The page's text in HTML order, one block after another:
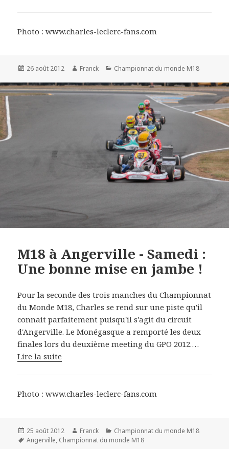
Photo : www.charles-leclerc-fans.com
Publié
26 août 2012 Auteur
Franck Catégories
Championnat du monde M18
M18 à Angerville - Samedi :
Une bonne mise en jambe !
Pour la seconde des trois manches du Championnat
du Monde M18, Charles se rend sur une piste qu'il
connait parfaitement puisqu'il s'agit du circuit
d'Angerville. Le Monégasque a remporté les deux
finales lors du deuxième meeting du GPO 2012.…
Lire la suite
Photo : www.charles-leclerc-fans.com
Publié
le
25 août 2012 Auteur
Franck Catégories
Championnat du monde M18
Mots-
Angerville, Championnat du monde M18